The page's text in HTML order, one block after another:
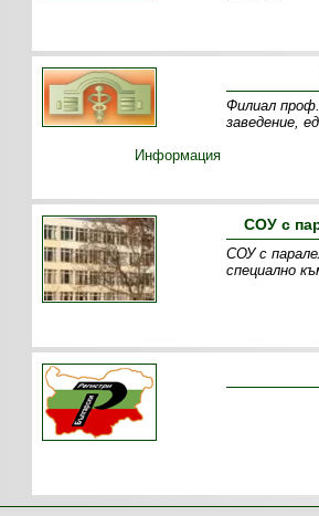
Филиал
заведение,
Информация
СОУ с
СОУ с
специално